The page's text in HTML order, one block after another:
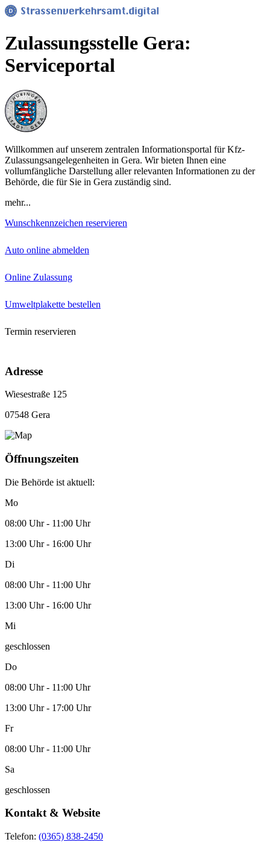
Zulassungsstelle Gera:
Serviceportal
Willkommen auf unserem zentralen Informationsportal für Kfz-
Zulassungsangelegenheiten in Gera. Wir bieten Ihnen eine
vollumfängliche Darstellung aller relevanten Informationen zu der
Behörde, die für Sie in Gera zuständig sind.
mehr...
Wunschkennzeichen reservieren
Auto online abmelden
Online Zulassung
Umweltplakette bestellen
Termin reservieren
Adresse
Wiesestraße 125
07548 Gera
Öffnungszeiten
Die Behörde ist aktuell:
Mo
08:00 Uhr - 11:00 Uhr
13:00 Uhr - 16:00 Uhr
Di
08:00 Uhr - 11:00 Uhr
13:00 Uhr - 16:00 Uhr
Mi
geschlossen
Do
08:00 Uhr - 11:00 Uhr
13:00 Uhr - 17:00 Uhr
Fr
08:00 Uhr - 11:00 Uhr
Sa
geschlossen
Kontakt & Website
Telefon: (0365) 838-2450